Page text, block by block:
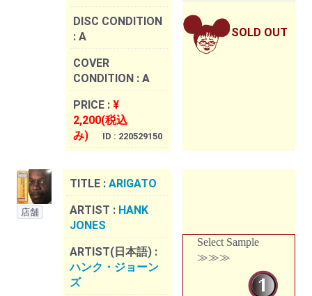
DISC CONDITION
: A
COVER
CONDITION : A
PRICE : ¥
2,200(税込
み)
ID : 220529150
SOLD OUT
店舗
TITLE : ARIGATO
ARTIST : HANK
JONES
ARTIST(日本語) :
ハンク・ジョーン
ズ
Select Sample
≫≫≫